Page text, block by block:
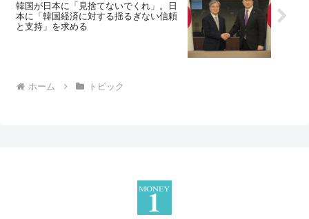
韓国が日本に「見捨てないでくれ」。日
本に「韓国経済に対する揺るぎない信頼
と支持」を求める
ホーム トピック